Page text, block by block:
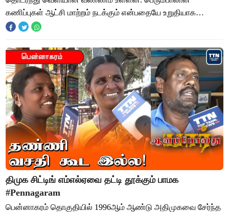
கணிப்புகள் ஆட்சி மாற்றம் நடக்கும் என்பதையே உறுதியாக
சொல்கின்றன. அதாவது கிட்டத்தட்ட 120க்கும் மேற்பட்ட தொ
திமுக சிட்டிங் எம்எல்ஏவை தட்டி தூக்கும் பாமக
#Pennagaram
பென்னாகரம் தொகுதியில் 1996ஆம் ஆண்டு அதிமுகவை சேர்ந்த